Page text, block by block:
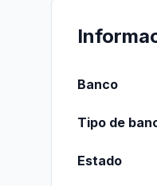
Banco
Tipo de
Estado